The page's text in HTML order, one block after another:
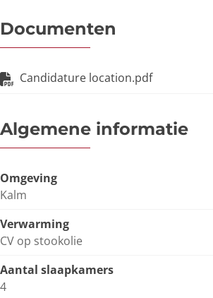
Documenten
Candidature location.pdf
Algemene informatie
Omgeving
Kalm
Verwarming
CV op stookolie
Aantal slaapkamers
4